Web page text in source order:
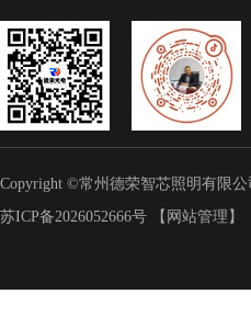
Copyright ©常州德荣智芯照明有限公
苏ICP备2026052666号
【网站管理】